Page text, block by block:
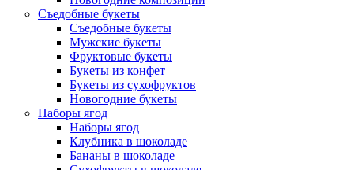
Съедобные букеты
Съедобные букеты
Мужские букеты
Фруктовые букеты
Букеты из конфет
Букеты из сухофруктов
Новогодние букеты
Наборы ягод
Наборы ягод
Клубника в шоколаде
Бананы в шоколаде